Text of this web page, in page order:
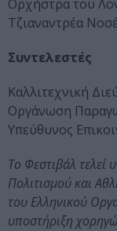
Ορχήστρα του
Τζιαναντρέα
Συντελεστές
Καλλιτεχνική
Οργάνωση
Υπεύθυνος
Το Φεστιβάλ τελεί
Πολιτισμού και
του Ελληνικού
υποστήριξη